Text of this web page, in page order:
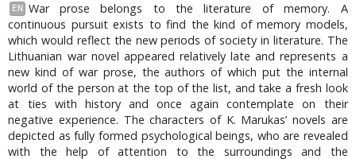
EN
War prose belongs to the literature of memory. A
continuous pursuit exists to find the kind of memory models,
which would reflect the new periods of society in literature. The
Lithuanian war novel appeared relatively late and represents a
new kind of war prose, the authors of which put the internal
world of the person at the top of the list, and take a fresh look
at ties with history and once again contemplate on their
negative experience. The characters of K. Marukas’ novels are
depicted as fully formed psychological beings, who are revealed
with the help of attention to the surroundings and the